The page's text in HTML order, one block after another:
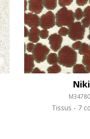
Niki
Tissus 7